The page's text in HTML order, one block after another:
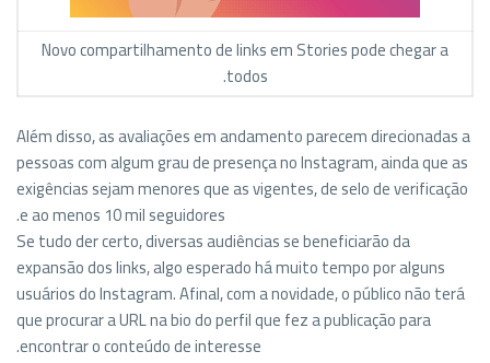
Novo compartilhamento de links em Stories pode chegar a
todos.
Além disso, as avaliações em andamento parecem direcionadas a
pessoas com algum grau de presença no Instagram, ainda que as
exigências sejam menores que as vigentes, de selo de verificação
e ao menos 10 mil seguidores.
Se tudo der certo, diversas audiências se beneficiarão da
expansão dos links, algo esperado há muito tempo por alguns
usuários do Instagram. Afinal, com a novidade, o público não terá
que procurar a URL na bio do perfil que fez a publicação para
encontrar o conteúdo de interesse.